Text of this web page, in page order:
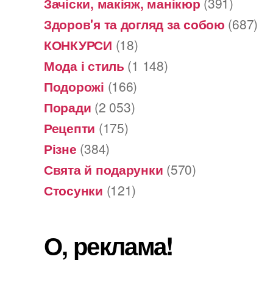
Здоров'я та догляд за собою (687)
КОНКУРСИ (18)
Мода і стиль (1 148)
Подорожі (166)
Поради (2 053)
Рецепти (175)
Різне (384)
Свята й подарунки (570)
Стосунки (121)
О, реклама!